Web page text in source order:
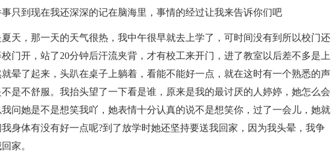
只到现在我还深深的记在脑海里，事情的经过让我来告诉你们吧
天，那一天的天气很热，我中午很早就去上学了，可时间没有到所以校门还
门开，站了20分钟后汗流夹背，才有校工来开门，进了教室以后差不多是上
晕了起来，头趴在桌子上躺着，看能不能好一点，就在这时有一个熟悉的声
是不舒服。我抬头望了一下看是谁，原来是我的最讨厌的人婷婷，她怎么会
问她是不是想笑我吖，她表情十分认真的说不是想笑你，过了一会儿，她就
身体有没有好一点呢?到了放学时她还坚持要送我回家，因为我头晕，我争
家。